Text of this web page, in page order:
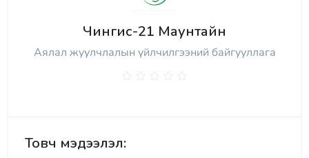
Чингис-21 Маунтайн
Аялал жуулчлалын үйлчилгээний байгууллага
Товч мэдээлэл: